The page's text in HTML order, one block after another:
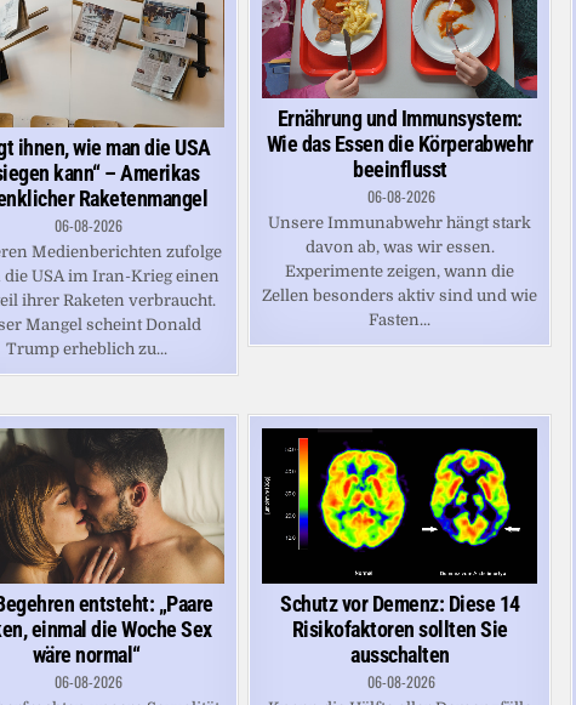
ihnen, wie man die USA
kann“ – Amerikas
Raketenmangel
06-08-2026
Medienberichten zufolge
die USA im Iran-Krieg einen
ihrer Raketen verbraucht.
Mangel scheint Donald
Trump erheblich zu...
Ernährung und Immunsystem:
Wie das Essen die Körperabwehr
beeinflusst
06-08-2026
Unsere Immunabwehr hängt stark
davon ab, was wir essen.
Experimente zeigen, wann die
Zellen besonders aktiv sind und wie
Fasten...
entsteht: „Paare
einmal die Woche Sex
wäre normal“
06-08-2026
Schutz vor Demenz: Diese 14
Risikofaktoren sollten Sie
ausschalten
06-08-2026